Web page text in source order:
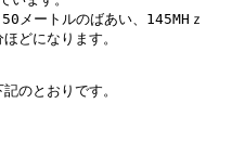
メートルのばあい、145MHｚ
どになります。
のとおりです。
数